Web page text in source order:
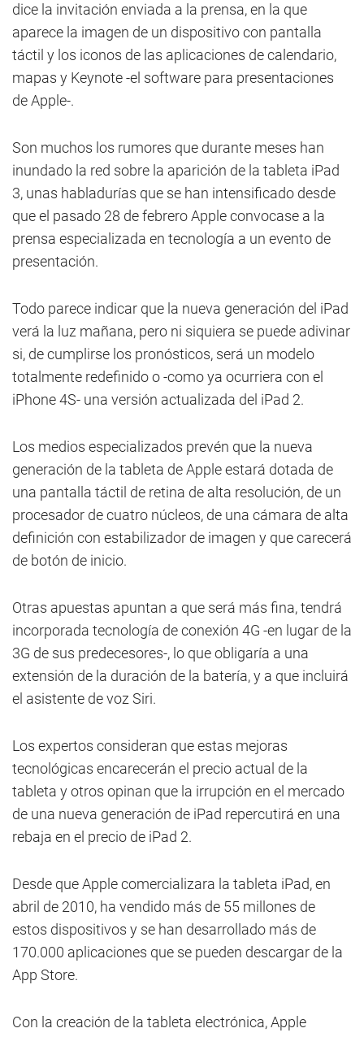
dice la invitación enviada a la prensa, en la que
aparece la imagen de un dispositivo con pantalla
táctil y los iconos de las aplicaciones de calendario,
mapas y Keynote -el software para presentaciones
de Apple-.
Son muchos los rumores que durante meses han
inundado la red sobre la aparición de la tableta iPad
3, unas habladurías que se han intensificado desde
que el pasado 28 de febrero Apple convocase a la
prensa especializada en tecnología a un evento de
presentación.
Todo parece indicar que la nueva generación del iPad
verá la luz mañana, pero ni siquiera se puede adivinar
si, de cumplirse los pronósticos, será un modelo
totalmente redefinido o -como ya ocurriera con el
iPhone 4S- una versión actualizada del iPad 2.
Los medios especializados prevén que la nueva
generación de la tableta de Apple estará dotada de
una pantalla táctil de retina de alta resolución, de un
procesador de cuatro núcleos, de una cámara de alta
definición con estabilizador de imagen y que carecerá
de botón de inicio.
Otras apuestas apuntan a que será más fina, tendrá
incorporada tecnología de conexión 4G -en lugar de la
3G de sus predecesores-, lo que obligaría a una
extensión de la duración de la batería, y a que incluirá
el asistente de voz Siri.
Los expertos consideran que estas mejoras
tecnológicas encarecerán el precio actual de la
tableta y otros opinan que la irrupción en el mercado
de una nueva generación de iPad repercutirá en una
rebaja en el precio de iPad 2.
Desde que Apple comercializara la tableta iPad, en
abril de 2010, ha vendido más de 55 millones de
estos dispositivos y se han desarrollado más de
170.000 aplicaciones que se pueden descargar de la
App Store.
Con la creación de la tableta electrónica, Apple